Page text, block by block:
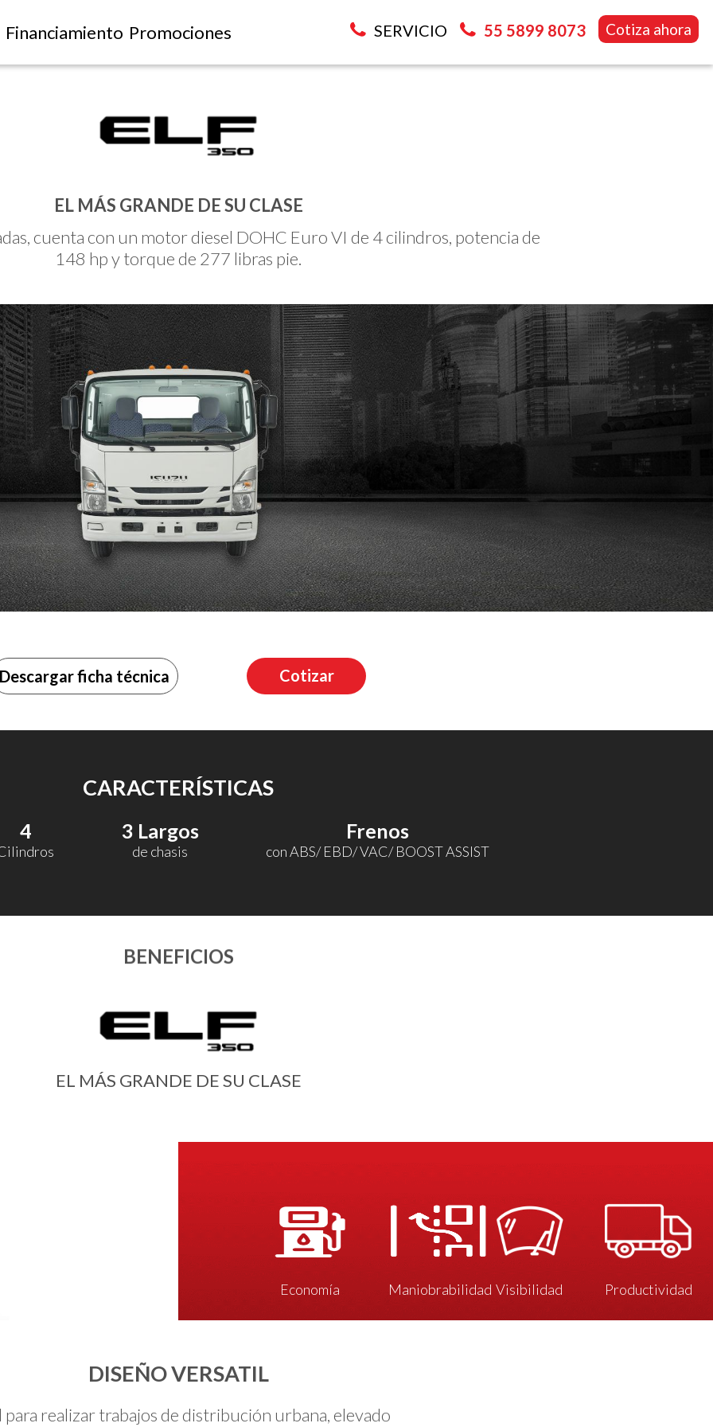
Financiamiento Promociones SERVICIO 55 5899 8073 Cotiza ahora
EL MÁS GRANDE DE SU CLASE
cuenta con un motor diesel DOHC Euro VI de 4 cilindros, potencia de
148 hp y torque de 277 libras pie.
ficha técnica Cotizar
CARACTERÍSTICAS
4 3 Largos
de chasis
Frenos
con ABS/ EBD/ VAC/ BOOST ASSIST
BENEFICIOS
EL MÁS GRANDE DE SU CLASE
Economía Maniobrabilidad Visibilidad Productividad
DISEÑO VERSATIL
para realizar trabajos de distribución urbana, elevado